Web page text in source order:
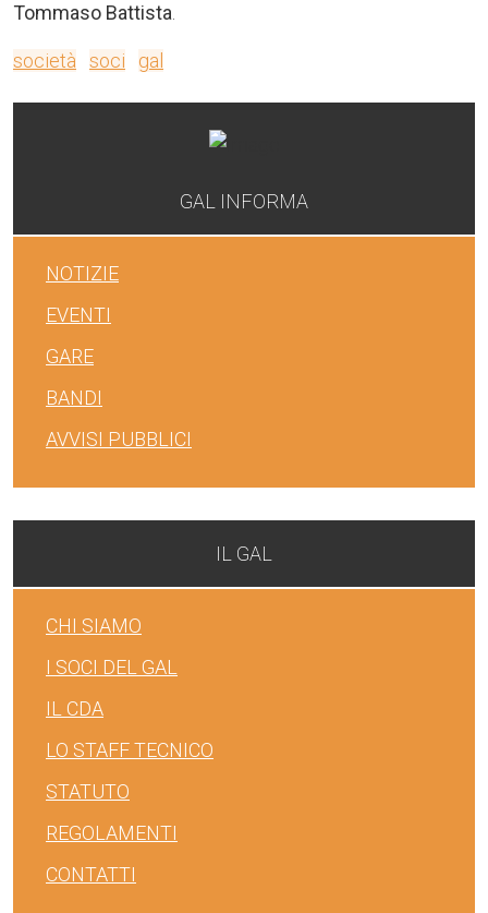
Tommaso Battista
società soci gal
GAL INFORMA
NOTIZIE
EVENTI
GARE
BANDI
AVVISI PUBBLICI
IL GAL
CHI SIAMO
I SOCI DEL GAL
IL CDA
LO STAFF TECNICO
STATUTO
REGOLAMENTI
CONTATTI